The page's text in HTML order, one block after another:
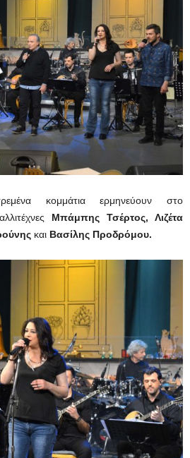
κομμάτια
ερμηνεύουν στο
Μπάμπης Τσέρτος, Λιζέτα
ς και Βασίλης Προδρόμου.